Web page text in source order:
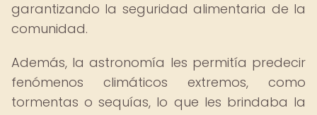
garantizando la seguridad alimentaria de la
comunidad.
Además, la astronomía les permitía predecir
fenómenos climáticos extremos, como
tormentas o sequías, lo que les brindaba la